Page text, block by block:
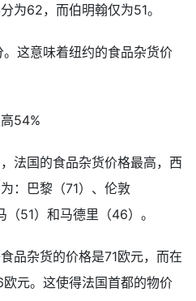
为62，而伯明翰仅为51。
这意味着纽约的食品杂货价
54%
法国的食品杂货价格最高，西
：巴黎（71）、伦敦
51）和马德里（46）。
品杂货的价格是71欧元，而在
元。这使得法国首都的物价